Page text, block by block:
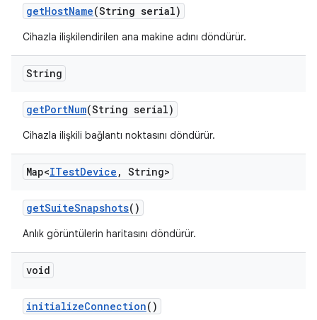
getHostName(String serial)
Cihazla ilişkilendirilen ana makine adını döndürür.
String
getPortNum(String serial)
Cihazla ilişkili bağlantı noktasını döndürür.
Map<ITestDevice , String>
getSuiteSnapshots()
Anlık görüntülerin haritasını döndürür.
void
initializeConnection()